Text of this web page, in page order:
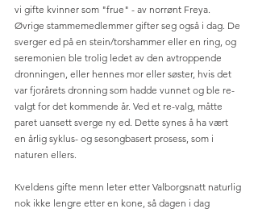
vi gifte kvinner som "frue" - av norrønt Freya.
Øvrige stammemedlemmer gifter seg også i dag. De
sverger ed på en stein/torshammer eller en ring, og
seremonien ble trolig ledet av den avtroppende
dronningen, eller hennes mor eller søster, hvis det
var fjorårets dronning som hadde vunnet og ble re-
valgt for det kommende år. Ved et re-valg, måtte
paret uansett sverge ny ed. Dette synes å ha vært
en årlig syklus- og sesongbasert prosess, som i
naturen ellers.
Kveldens gifte menn leter etter Valborgsnatt naturlig
nok ikke lengre etter en kone, så dagen i dag